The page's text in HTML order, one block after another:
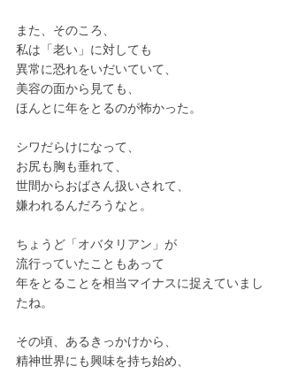
また、そのころ、
私は「 老い」 に対しても
異常に恐れをいだいていて、
美容の面から見ても、
ほんとに年をとるのが怖かった。
シワだらけになって、
お尻も胸も垂れて、
世間からおばさん扱いされて、
嫌われるんだろうなと。
ちょうど「オバタリアン」が
流行っていたこともあって
年をとることを相当マイナスに捉えていまし
たね。
その頃、あるきっかけから、
精神世界にも興味を持ち始め、